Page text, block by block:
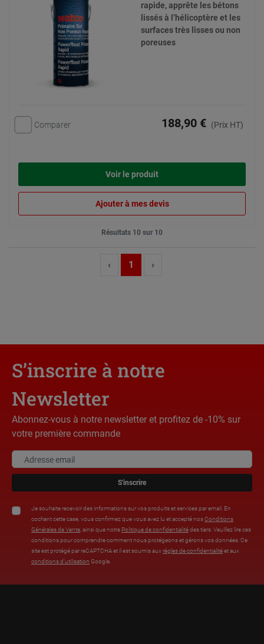
rapide, apprête les bétons
lissés à l’hélicoptère et les
surfaces très lisses ou non
poreuses
Comparer 188,90 € (Prix HT)
Voir le produit
Ajouter à mes devis
Résultats 10 sur 10
‹ 1 ›
S’inscrire à notre
Newsletter
Abonnez-vous à notre newsletter et profitez de -10% sur
votre première commande
S'inscrire
Je souhaite recevoir des informations sur vos produits et services par email. En
cochant cette case, vous confirmez que vous avez lu et accepté nosConditions
Générales de Vente , ainsi que notre Politique de confidentialitédes tiers. Veuillez lire ces
conditions pour comprendre comment nous protégeons et gérons vos données. Ce
site est protégé par reCAPTCHA et il est soumis aux règles de confidentialitéet aux
conditions d’utilisation Google.